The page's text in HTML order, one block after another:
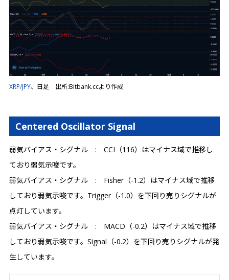
XRP/JPY、日足 出所:Bitbank.ccより作成
Centered Oscillator Signal
弱気バイアス・シグナル : CCI（116）はマイナス域で推移し
ており弱気示唆です。
弱気バイアス・シグナル : Fisher（-1.2）はマイナス域で推移
しており弱気示唆です。Trigger（-1.0）を下回り売りシグナルが
点灯しています。
弱気バイアス・シグナル : MACD（-0.2）はマイナス域で推移
しており弱気示唆です。Signal（-0.2）を下回り売りシグナルが発
生しています。